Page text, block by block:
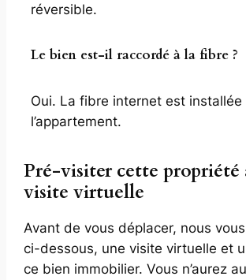
réversible.
Le bien est-il raccordé à la fibre ?
Oui. La fibre internet est installée
l’appartement.
Pré-visiter cette propriété
visite virtuelle
Avant de vous déplacer, nous
ci-dessous, une visite virtuelle et
ce bien immobilier. Vous n’aurez